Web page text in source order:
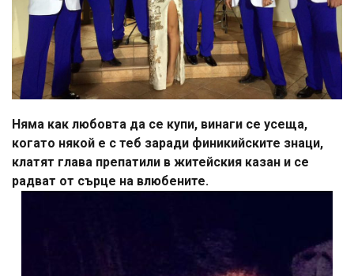
Няма как любовта да се купи, винаги се усеща,
когато някой е с теб заради финикийските знаци,
клатят глава препатили в житейския казан и се
радват от сърце на влюбените.